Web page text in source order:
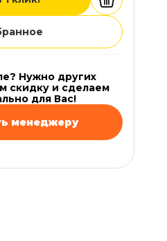
Нужно других
скидку и сделаем
для Вас!
менеджеру